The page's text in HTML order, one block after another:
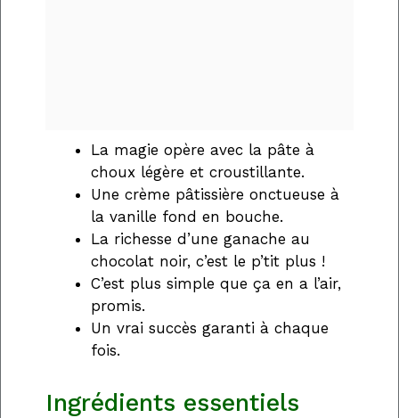
La magie opère avec la pâte à
choux légère et croustillante.
Une crème pâtissière onctueuse à
la vanille fond en bouche.
La richesse d’une ganache au
chocolat noir, c’est le p’tit plus !
C’est plus simple que ça en a l’air,
promis.
Un vrai succès garanti à chaque
fois.
Ingrédients essentiels